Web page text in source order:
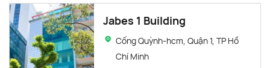
Jabes 1 Building
Cống Quỳnh-hcm, Quận 1, TP Hồ
Chí Minh